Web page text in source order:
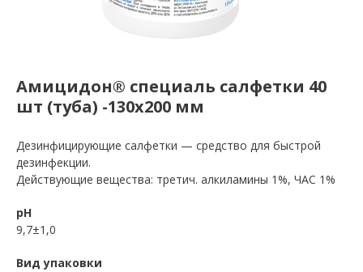
Амицидон® специаль салфетки 40
шт (туба) -130х200 мм
Дезинфицирующие салфетки — средство для быстрой
дезинфекции.
Действующие вещества: третич. алкиламины 1%, ЧАС 1%
pH
9,7±1,0
Вид упаковки